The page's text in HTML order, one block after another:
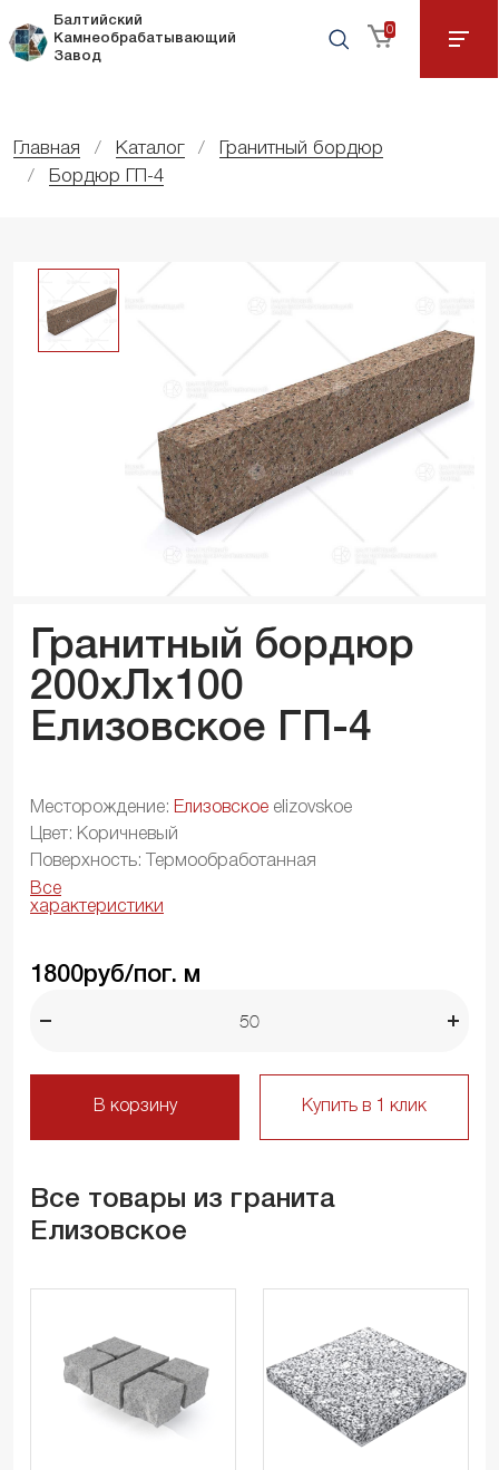
Балтийский
Камнеобрабатывающий
Завод
0
Главная Каталог
Гранитный бордюр
Бордюр ГП-4
Гранитный бордюр
200xЛx100
Елизовское ГП-4
Месторождение: Елизовское elizovskoe
Цвет: Коричневый
Поверхность: Термообработанная
Все
характеристики
1800руб/пог. м
В корзину Купить в 1 клик
Все товары из гранита
Елизовское